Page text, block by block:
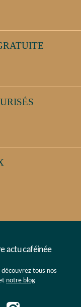
actu caféinée
découvrez tous nos
notre blog